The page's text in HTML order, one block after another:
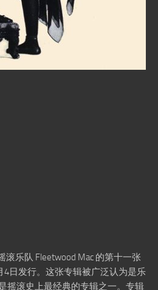
滚乐队 Fleetwood Mac 的第十一张
4日发行。这张专辑被广泛认为是乐
摇滚史上最经典的专辑之一。专辑